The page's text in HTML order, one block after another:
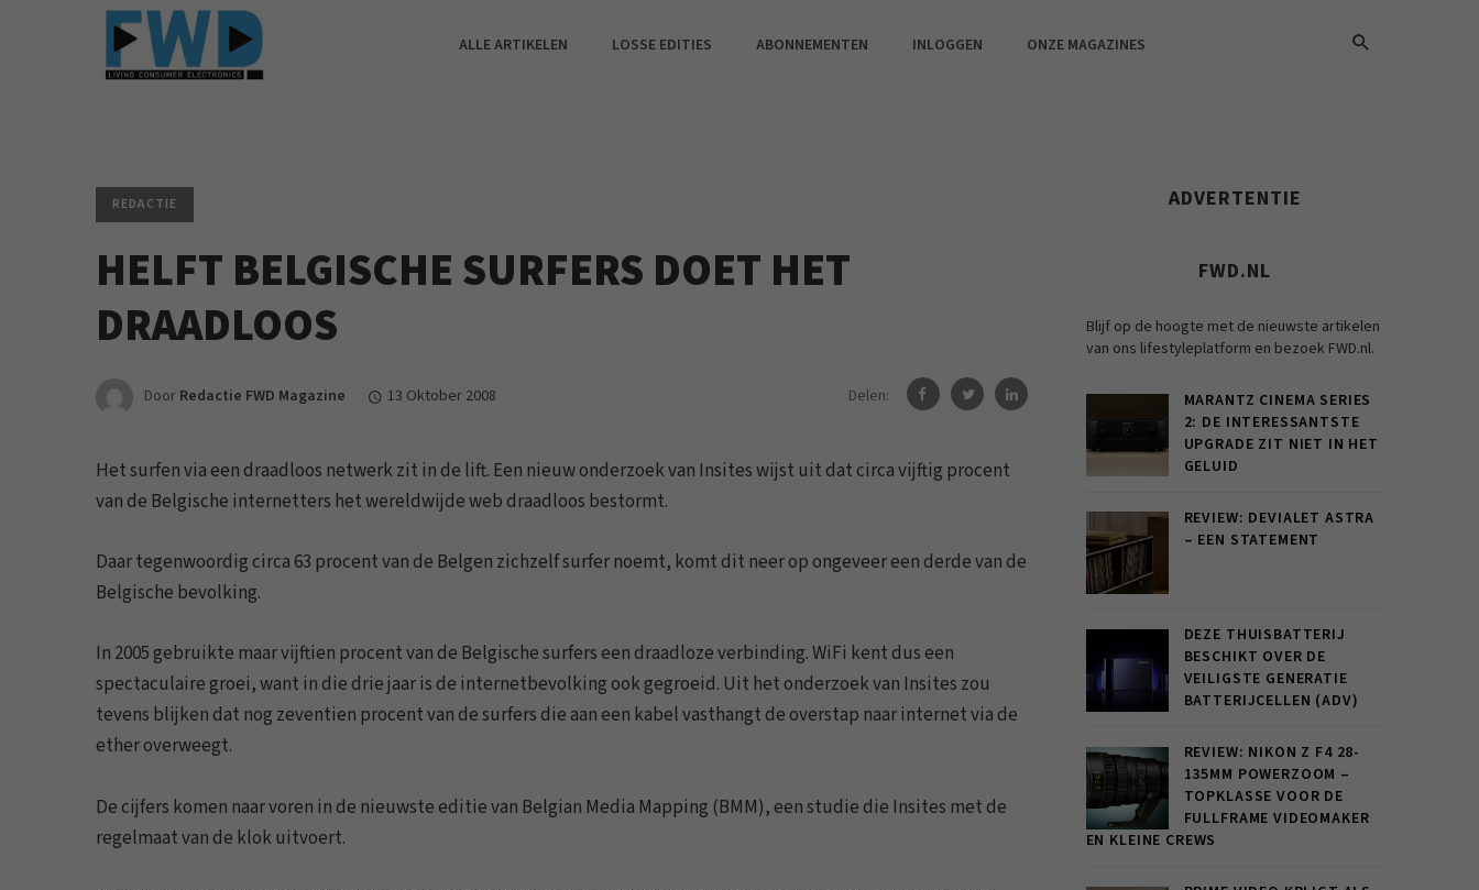
ALLE ARTIKELEN LOSSE EDITIES ABONNEMENTEN INLOGGEN ONZE MAGAZINES
REDACTIE
HELFT BELGISCHE SURFERS DOET HET
DRAADLOOS
Door Redactie FWD Magazine 13 Oktober 2008 Delen:
Het surfen via een draadloos netwerk zit in de lift. Een nieuw onderzoek van Insites wijst uit dat circa vijftig procent
van de Belgische internetters het wereldwijde web draadloos bestormt.
Daar tegenwoordig circa 63 procent van de Belgen zichzelf surfer noemt, komt dit neer op ongeveer een derde van de
Belgische bevolking.
In 2005 gebruikte maar vijftien procent van de Belgische surfers een draadloze verbinding. WiFi kent dus een
spectaculaire groei, want in die drie jaar is de internetbevolking ook gegroeid. Uit het onderzoek van Insites zou
tevens blijken dat nog zeventien procent van de surfers die aan een kabel vasthangt de overstap naar internet via de
ether overweegt.
De cijfers komen naar voren in de nieuwste editie van Belgian Media Mapping (BMM), een studie die Insites met de
regelmaat van de klok uitvoert.
ADVERTENTIE
FWD.NL
Blijf op de hoogte met de nieuwste artikelen
van ons lifestyleplatform en bezoek FWD.nl.
MARANTZ CINEMA SERIES
2: DE INTERESSANTSTE
UPGRADE ZIT NIET IN HET
GELUID
REVIEW: DEVIALET ASTRA
– EEN STATEMENT
DEZE THUISBATTERIJ
BESCHIKT OVER DE
VEILIGSTE GENERATIE
BATTERIJCELLEN (ADV)
REVIEW: NIKON Z F4 28-
135MM POWERZOOM –
TOPKLASSE VOOR DE
FULLFRAME VIDEOMAKER
EN KLEINE CREWS